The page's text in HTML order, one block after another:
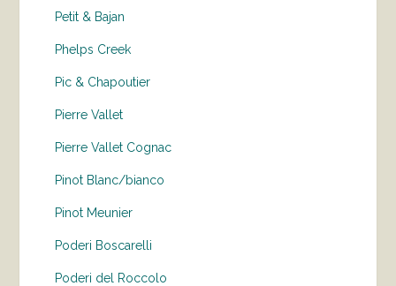
Petit & Bajan
Phelps Creek
Pic & Chapoutier
Pierre Vallet
Pierre Vallet Cognac
Pinot Blanc/bianco
Pinot Meunier
Poderi Boscarelli
Poderi del Roccolo